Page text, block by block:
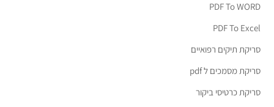
PDF To WORD
PDF To Excel
סריקת תיקים רפואיים
סריקת מסמכים ל pdf
סריקת כרטיסי ביקור